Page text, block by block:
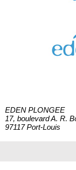
EDEN PLONGEE
17, boulevard A. R.
97117 Port-Louis